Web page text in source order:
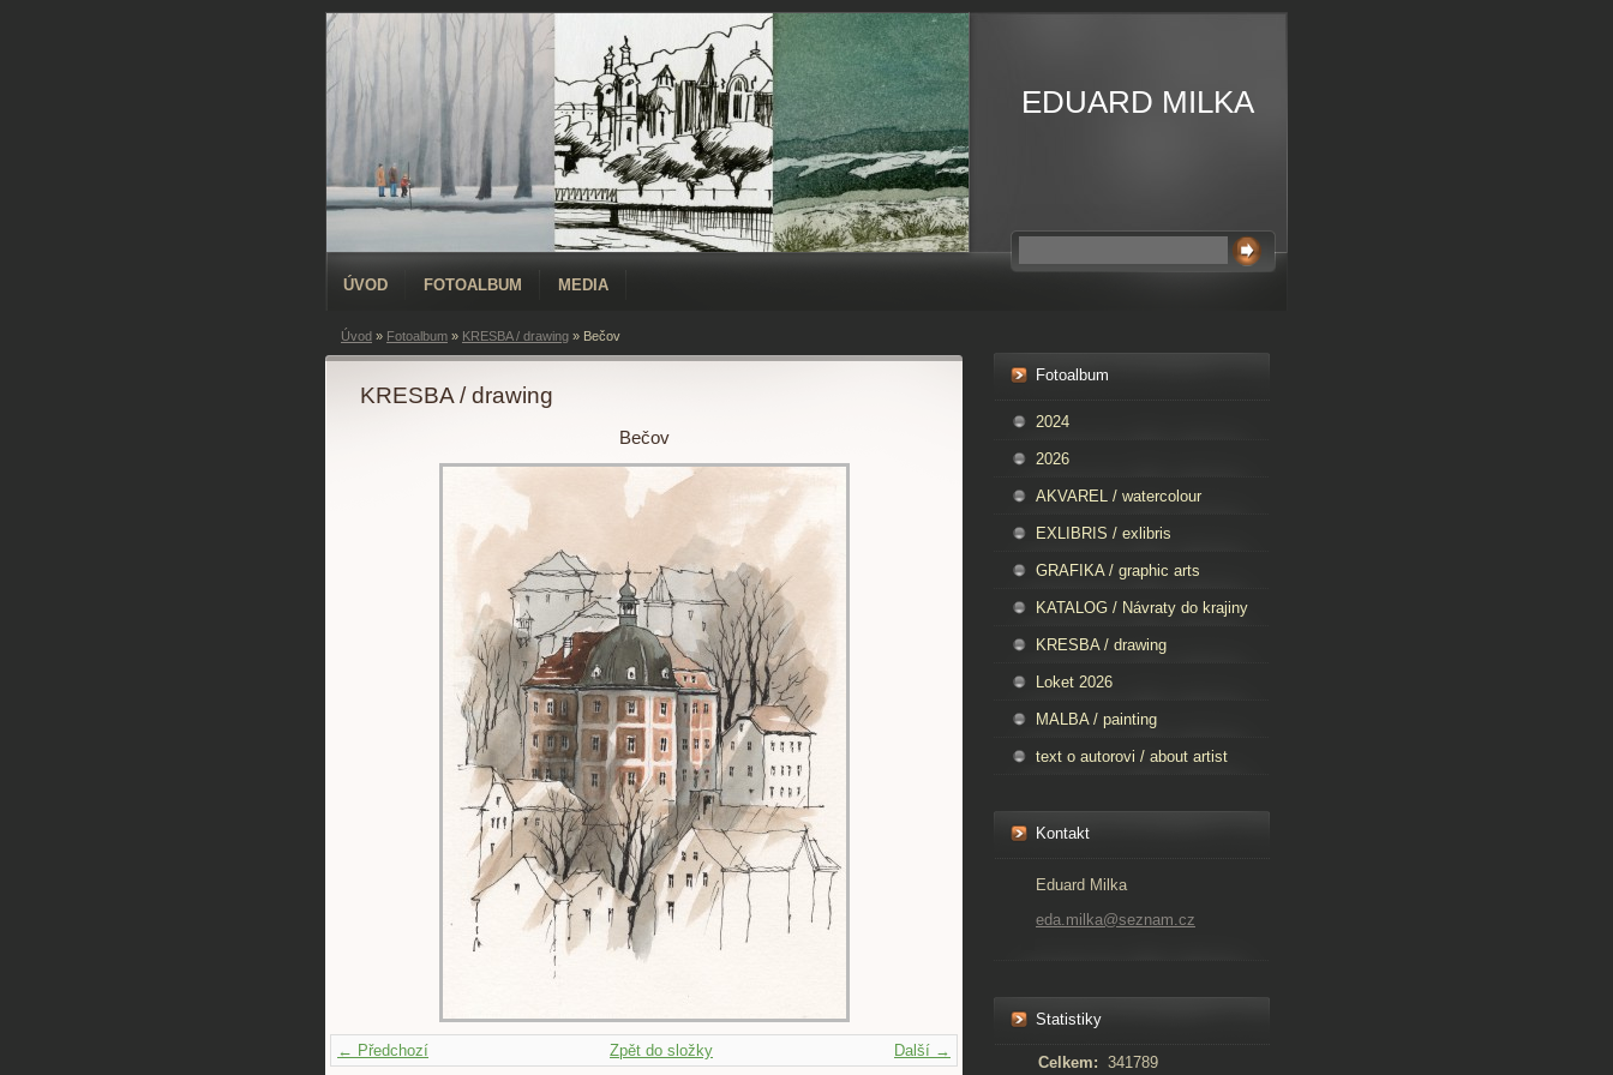
EDUARD MILKA
ÚVOD FOTOALBUM MEDIA
Úvod » Fotoalbum » KRESBA / drawing » Bečov
KRESBA / drawing
Bečov
← Předchozí Další →
Zpět do složky
Fotoalbum
2024
2026
AKVAREL / watercolour
EXLIBRIS / exlibris
GRAFIKA / graphic arts
KATALOG / Návraty do krajiny
KRESBA / drawing
Loket 2026
MALBA / painting
text o autorovi / about artist
Kontakt
Eduard Milka
eda.milka@seznam.cz
Statistiky
Celkem: 341789